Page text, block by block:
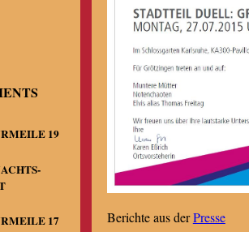
19
17 Berichte aus derPresse